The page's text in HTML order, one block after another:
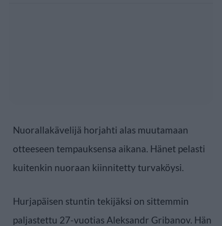
Nuorallakävelijä horjahti alas muutamaan
otteeseen tempauksensa aikana. Hänet pelasti
kuitenkin nuoraan kiinnitetty turvaköysi.
Hurjapäisen stuntin tekijäksi on sittemmin
paljastettu 27-vuotias Aleksandr Gribanov. Hän